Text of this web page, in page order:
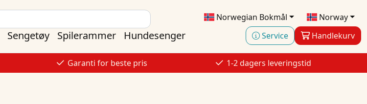
Norwegian Bokmål
Norway
Service
Handlekurv
Sengetøy Spilerammer Hundesenger
Garanti for beste pris 1-2 dagers leveringstid